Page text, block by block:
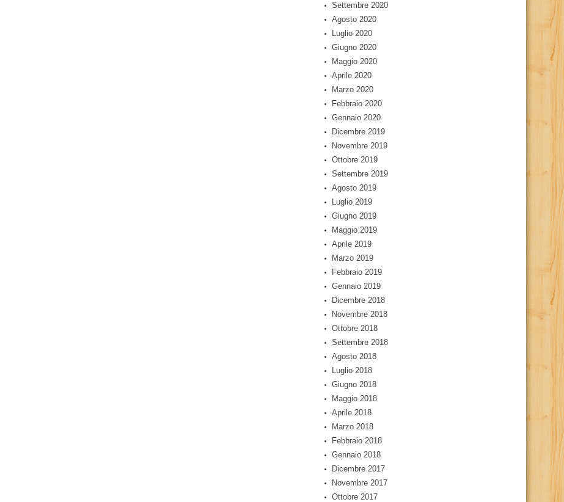
Settembre 2020
Agosto 2020
Luglio 2020
Giugno 2020
Maggio 2020
Aprile 2020
Marzo 2020
Febbraio 2020
Gennaio 2020
Dicembre 2019
Novembre 2019
Ottobre 2019
Settembre 2019
Agosto 2019
Luglio 2019
Giugno 2019
Maggio 2019
Aprile 2019
Marzo 2019
Febbraio 2019
Gennaio 2019
Dicembre 2018
Novembre 2018
Ottobre 2018
Settembre 2018
Agosto 2018
Luglio 2018
Giugno 2018
Maggio 2018
Aprile 2018
Marzo 2018
Febbraio 2018
Gennaio 2018
Dicembre 2017
Novembre 2017
Ottobre 2017